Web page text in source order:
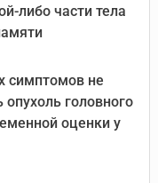
либо части тела
симптомов не
опухоль головного
оценки у